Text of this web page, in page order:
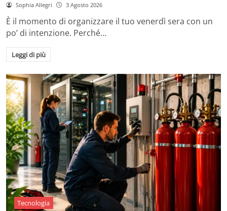
Sophia Allegri 3 Agosto 2026
È il momento di organizzare il tuo venerdì sera con un
po’ di intenzione. Perché…
Leggi di più
Tecnologia